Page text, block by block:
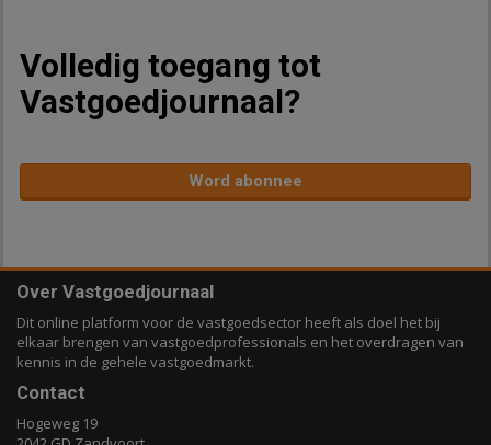
Volledig toegang tot
Vastgoedjournaal?
Word abonnee
Over Vastgoedjournaal
Dit online platform voor de vastgoedsector heeft als doel het bij
elkaar brengen van vastgoedprofessionals en het overdragen van
kennis in de gehele vastgoedmarkt.
Contact
Hogeweg 19